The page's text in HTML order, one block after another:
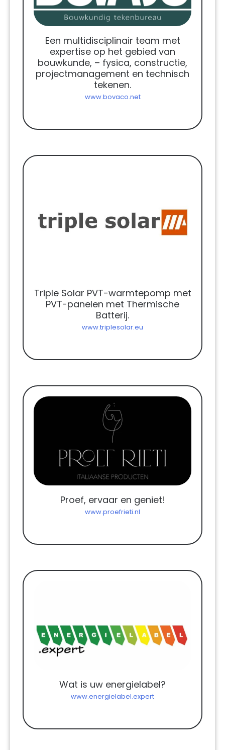
Een multidisciplinair team met
expertise op het gebied van
bouwkunde, – fysica, constructie,
projectmanagement en technisch
tekenen.
www.bovaco.net
Triple Solar PVT-warmtepomp met
PVT-panelen met Thermische
Batterij.
www.triplesolar.eu
Proef, ervaar en geniet!
www.proefrieti.nl
Wat is uw energielabel?
www.energielabel.expert